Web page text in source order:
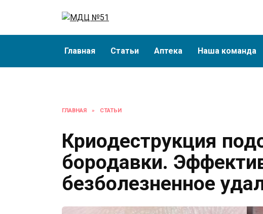
Главная Статьи Аптека Наша команда
ГЛАВНАЯ » СТАТЬИ
Криодеструкция
бородавки.
безболезненное